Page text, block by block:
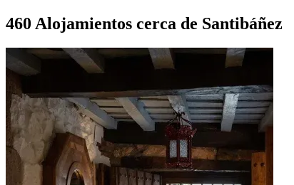
460 Alojamientos cerca de Santibáñez